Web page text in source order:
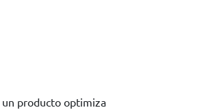
un producto optimiza